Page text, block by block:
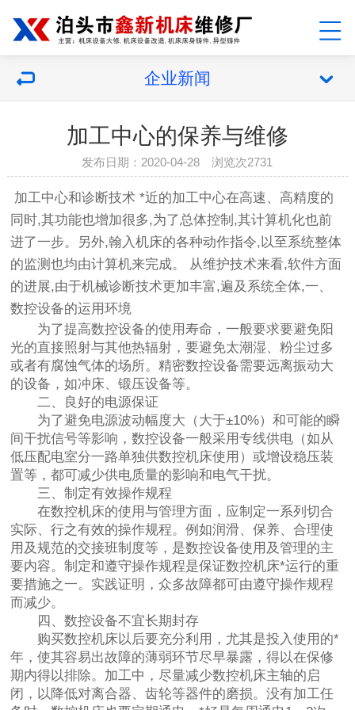
企业新闻
加工中心的保养与维修
发布日期：2020-04-28 浏览次2731
加工中心和诊断技术 *近的加工中心在高速、高精度的
同时,其功能也增加很多,为了总体控制,其计算机化也前
进了一步。另外,翰入机床的各种动作指令,以至系统整体
的监测也均由计算机来完成。 从维护技术来看,软件方面
的进展,由于机械诊断技术更加丰富,遍及系统全体,一、
数控设备的运用环境
为了提高数控设备的使用寿命，一般要求要避免阳
光的直接照射与其他热辐射，要避免太潮湿、粉尘过多
或者有腐蚀气体的场所。精密数控设备需要远离振动大
的设备，如冲床、锻压设备等。
二、良好的电源保证
为了避免电源波动幅度大（大于±10%）和可能的瞬
间干扰信号等影响，数控设备一般采用专线供电（如从
低压配电室分一路单独供数控机床使用）或增设稳压装
置等，都可减少供电质量的影响和电气干扰。
三、制定有效操作规程
在数控机床的使用与管理方面，应制定一系列切合
实际、行之有效的操作规程。例如润滑、保养、合理使
用及规范的交接班制度等，是数控设备使用及管理的主
要内容。制定和遵守操作规程是保证数控机床*运行的重
要措施之一。实践证明，众多故障都可由遵守操作规程
而减少。
四、数控设备不宜长期封存
购买数控机床以后要充分利用，尤其是投入使用的*
年，使其容易出故障的薄弱环节尽早暴露，得以在保修
期内得以排除。加工中，尽量减少数控机床主轴的启
闭，以降低对离合器、齿轮等器件的磨损。没有加工任